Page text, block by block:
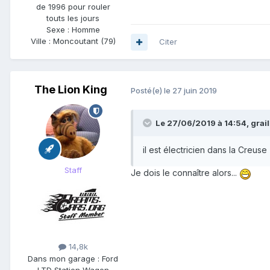
de 1996 pour rouler
touts les jours
Sexe : Homme
Ville : Moncoutant (79) Citer
The Lion King
Staff
14,8k
Dans mon garage : Ford
Posté(e) le 27 juin 2019
Le 27/06/2019 à 14:54,
il est électricien dans la Creuse
Je dois le connaître alors...